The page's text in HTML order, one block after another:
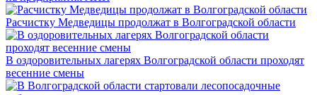
Расчистку Медведицы продолжат в Волгоградской области
В оздоровительных лагерях Волгоградской области проходят
весенние смены